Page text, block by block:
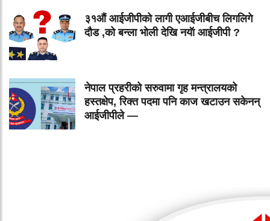
३१औं आईजीपीको लागी एआईजीबीच लिगलिगे
दौड ,को बन्ला भोली देखि नयॅा आईजीपी ?
नेपाल प्रहरीको सरुवामा गृह मन्त्रालयको
हस्तक्षेप, रिक्त पदमा पनि काज खटाउन सकेनन्
आईजीपीले —